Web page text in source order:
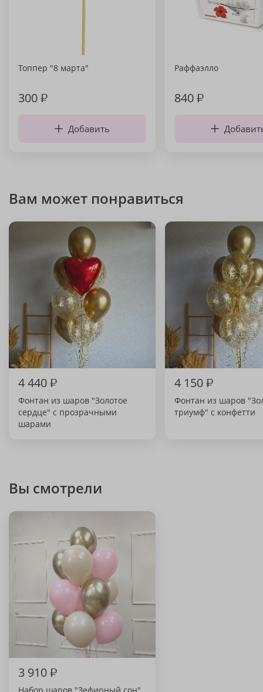
Топпер "8 марта"
300₽
Добавить
Раффаэлло
840₽
Вам может понравиться
4 440₽
Фонтан из шаров "Золотое
сердце" с прозрачными
шарами
4 150₽
Фонтан из шаров
триумф" с конфетти
Вы смотрели
3 910₽